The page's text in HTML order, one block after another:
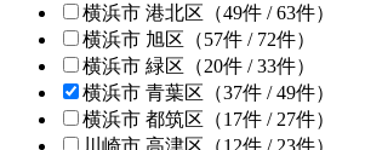
横浜市 港北区 （49件 /63件）
横浜市 旭区 （57件 / 72件）
横浜市 緑区 （20件 /33件）
横浜市 青葉区 （37件 /49件）
横浜市 都筑区 （17件 / 27件）
川崎市 高津区 （12件 / 23件）